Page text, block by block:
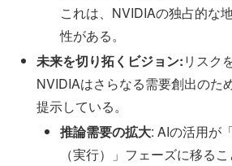
これは、NVIDIAの独占的な
性がある。
未来を切り拓くビジョン:リスク
NVIDIAはさらなる需要創出のた
提示している。
推論需要の拡大: AIの活用が
（実行）」フェーズに移る